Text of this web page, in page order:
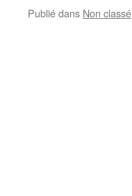
Publié dans Non classé